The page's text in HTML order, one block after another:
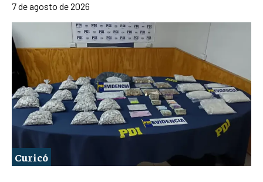
7 de agosto de 2026
Curicó